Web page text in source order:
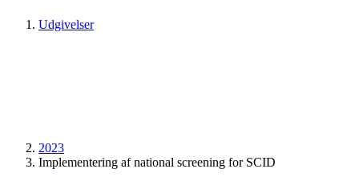
Udgivelser
2023
Implementering af national screening for SCID